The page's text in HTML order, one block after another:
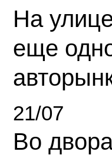
На
еще
21/07
Во